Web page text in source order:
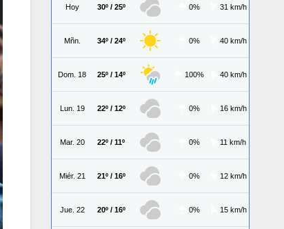
Hoy 30º / 25º 0% 31 km/h
Mñn. 34º / 24º 0% 40 km/h
Dom. 18 25º / 14º 100% 40 km/h
Lun. 19 22º / 12º 0% 16 km/h
Mar. 20 22º / 11º 0% 11 km/h
Miér. 21 21º / 16º 0% 12 km/h
Jue. 22 20º / 16º 0% 15 km/h